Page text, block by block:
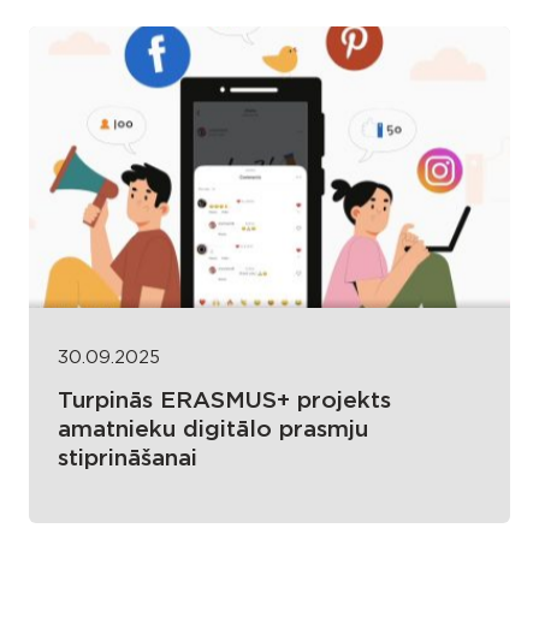
30.09.2025
Turpinās ERASMUS+ projekts
amatnieku digitālo prasmju
stiprināšanai